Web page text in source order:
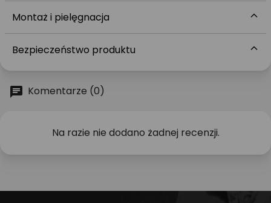
Montaż i pielęgnacja
Bezpieczeństwo produktu
Komentarze (0)
Na razie nie dodano żadnej recenzji.